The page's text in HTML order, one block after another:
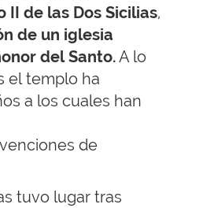
II de las Dos Sicilias,
de un iglesia
del Santo.A lo
el templo ha
a los cuales han
de
tuvo lugar tras